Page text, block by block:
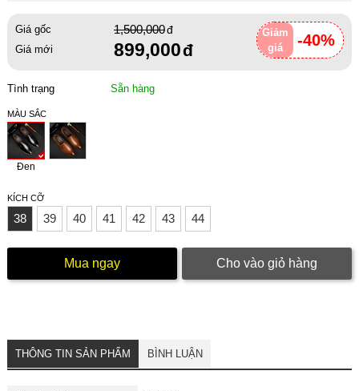
Giảm
giá
-40%
Giá gốc 1,500,000
Giá mới 899,000
Tình trạng Sẵn hàng
MÀU SẮC
Đen
KÍCH CỠ
38 39 40 41 42 43 44
Mua ngay Cho vào giỏ hàng
THÔNG TIN SẢN PHẨM BÌNH LUẬN